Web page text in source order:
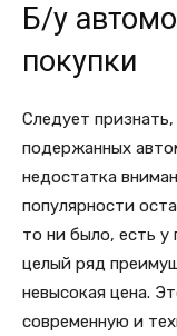
Б/у
покупки
Следует
подержанных
недостатка
популярности
то ни было, есть у
целый ряд
невысокая цена.
современную и